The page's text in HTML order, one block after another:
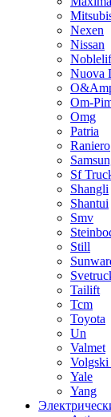
Nexen
Nissan
Nuova
Om-
Omg
Patria
Raniero
Sf
Shangli
Shantui
Smv
Still
Tailift
Tcm
Toyota
Un
Valmet
Volgski
Yale
Yang